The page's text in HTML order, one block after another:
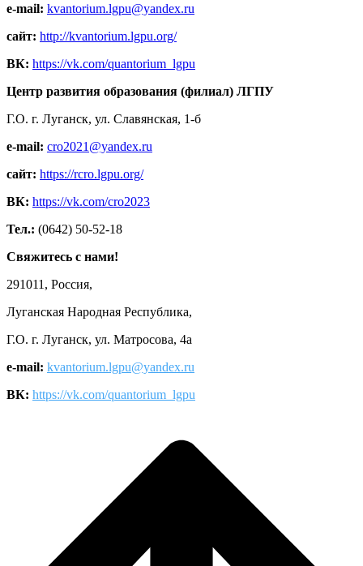
e-mail: kvantorium.lgpu@yandex.ru
сайт: http://kvantorium.lgpu.org/
ВК: https://vk.com/quantorium_lgpu
Центр развития образования (филиал) ЛГПУ
Г.О. г. Луганск, ул. Славянская, 1-б
e-mail: cro2021@yandex.ru
сайт: https://rcro.lgpu.org/
ВК: https://vk.com/cro2023
Тел.: (0642) 50-52-18
Свяжитесь с нами!
291011, Россия,
Луганская Народная Республика,
Г.О. г. Луганск, ул. Матросова, 4а
e-mail: kvantorium.lgpu@yandex.ru
ВК: https://vk.com/quantorium_lgpu